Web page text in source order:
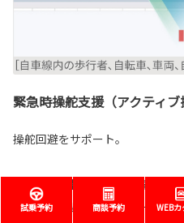
緊急時操舵支援（アクティブ
操舵回避をサポート。
歩行者、自転車、自動二輪車、
車線内に回避するための十分な
試乗予約 商談予約 WEB